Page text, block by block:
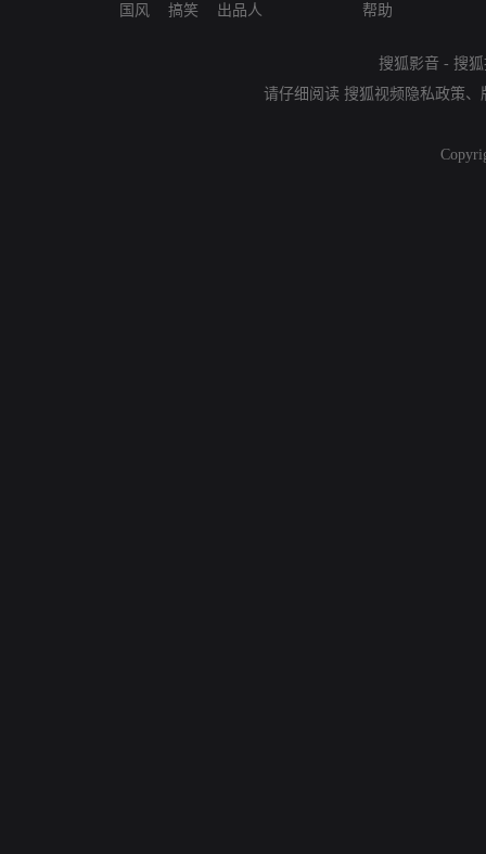
国风
搞笑
出品人
帮助
搜狐影音 - 搜
请仔细阅读 搜狐视频隐私政策、